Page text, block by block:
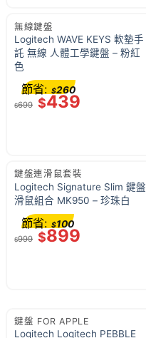
無線鍵盤
Logitech WAVE KEYS 軟墊手
託 無線 人體工學鍵盤 – 粉紅
色
$699 $439
節省: $260
鍵盤連滑鼠套裝
Logitech Signature Slim 鍵盤
滑鼠組合 MK950 – 珍珠白
$999 $899
節省: $100
鍵盤 FOR APPLE
Logitech Logitech PEBBLE